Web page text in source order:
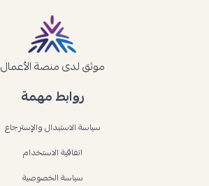
روابط مهمة
سياسة الاستبدال والإسترجاع
اتفاقية الاستخدام
سياسة الخصوصية
موثق لدى منصة الأعمال